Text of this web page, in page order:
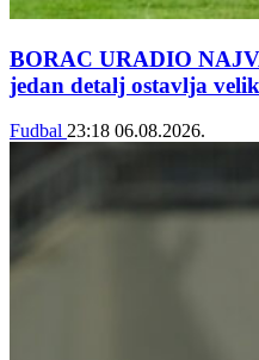
BORAC URADIO
jedan detalj ostavlja
Fudbal 23:18 06.08.2026.